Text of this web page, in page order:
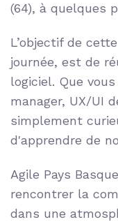
(64), à quelques
L’objectif de
journée, est de
logiciel. Que
manager, UX/UI
simplement
d'apprendre de
Agile Pays
rencontrer la
dans une